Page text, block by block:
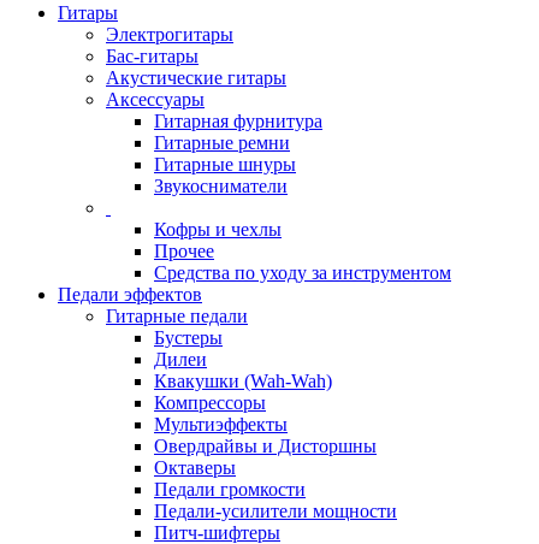
Гитары
Электрогитары
Бас-гитары
Акустические гитары
Аксессуары
Гитарная фурнитура
Гитарные ремни
Гитарные шнуры
Звукосниматели
Кофры и чехлы
Прочее
Средства по уходу за инструментом
Педали эффектов
Гитарные педали
Бустеры
Дилеи
Квакушки (Wah-Wah)
Компрессоры
Мультиэффекты
Овердрайвы и Дисторшны
Октаверы
Педали громкости
Педали-усилители мощности
Питч-шифтеры